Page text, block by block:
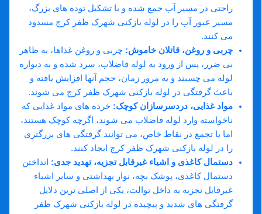
راحتی در مسیر آب جمع شده و با تشکیل توده ‌های بزرگ،
مسیر عبور آب را در لوله بازکنی شهرک ظفر کرج مسدود
می ‌کنند.
چربی و روغن، قاتلان خاموش: چربی و روغن غذاها، به ظاهر
بی ‌ضرر، پس از ورود به لوله فاضلاب، سرد شده و به دیواره
لوله می ‌چسبند و به مرور زمان، حجم آنها افزایش یافته و
باعث گرفتگی در لوله بازکنی شهرک ظفر کرج می‌ شوند.
مواد غذایی، دردسرسازان کوچک: خرده‌ های مواد غذایی که
ناخواسته وارد لوله فاضلاب می‌ شوند، اگرچه کوچک هستند،
اما با تجمع در نقاط خاص، می‌ توانند گرفتگی‌ های بزرگتری
را در لوله بازکنی شهرک ظفر کرج ایجاد کنند.
دستمال کاغذی و اشیاء غیرقابل تجزیه، تهدید جدی: انداختن
دستمال کاغذی، پوشک بچه، نوار بهداشتی و سایر اشیاء
غیرقابل تجزیه به داخل توالت، یکی از اصلی‌ ترین دلایل
گرفتگی ‌های شدید و پیچیده در لوله بازکنی شهرک ظفر